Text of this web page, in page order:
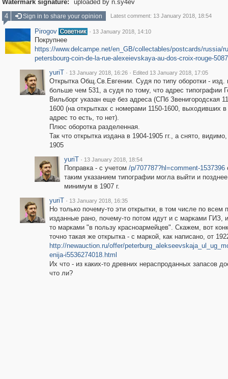
Watermark signature:
uploaded by n.sy4ev
4
Sign in to share your opinion Latest comment: 13 January 2018, 18:54
Pirogov · 13 January 2018, 14:10
Покрупнее
https://www.delcampe.net/en_GB/collectables/postcards/russia/
petersbourg-coin-de-la-rue-alexeievskaya-au-dos-croix-rouge-
yuriT · 13 January 2018, 16:26 · Edited 13 January 2018, 17:05
Открытка Общ.Св.Евгении. Судя по типу оборотки - изд.
больше чем 531, а судя по тому, что адрес типографии
Вильборг указан еще без адреса (СПб Звенигородская
1600 (на открытках с номерами 1150-1600, выходивших в
адрес то есть, то нет).
Плюс оборотка разделенная.
Так что открытка издана в 1904-1905 гг., а снято,
1905
yuriT · 13 January 2018, 18:54
Поправка - с учетом /p/707787?hl=comment-1537396
таким указанием типографии могла выйти и
минимум в 1907 г.
yuriT · 13 January 2018, 16:35
Но только почему-то эти открытки, в том числе по всем
изданные рано, почему-то потом идут и с марками ГИЗ,
то марками "в пользу красноармейцев". Скажем, вот
точно такая же открытка - с маркой, как написано, от
http://newauction.ru/offer/
enija-i5536274018.html
Их что - из каких-то древних нераспроданных запасов
что ли?